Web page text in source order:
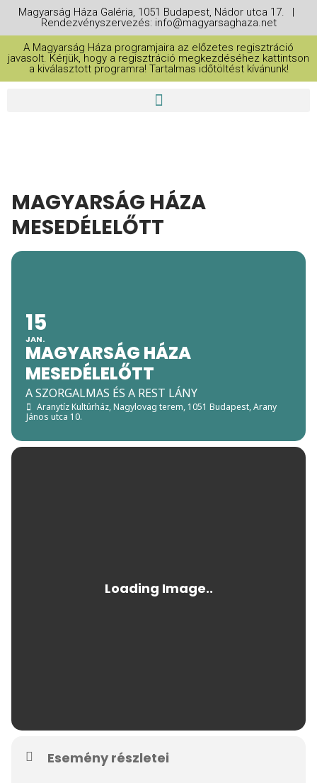
Magyarság Háza Galéria, 1051 Budapest, Nádor utca 17. |
Rendezvényszervezés: info@magyarsaghaza.net
A Magyarság Háza programjaira az előzetes regisztráció
javasolt. Kérjük, hogy a regisztráció megkezdéséhez kattintson
a kiválasztott programra! Tartalmas időtöltést kívánunk!
MAGYARSÁG HÁZA
MESEDÉLELŐTT
15
JAN.
MAGYARSÁG HÁZA
MESEDÉLELŐTT
A SZORGALMAS ÉS A REST LÁNY
Aranytíz Kultúrház, Nagylovag terem, 1051 Budapest, Arany
János utca 10.
Esemény részletei